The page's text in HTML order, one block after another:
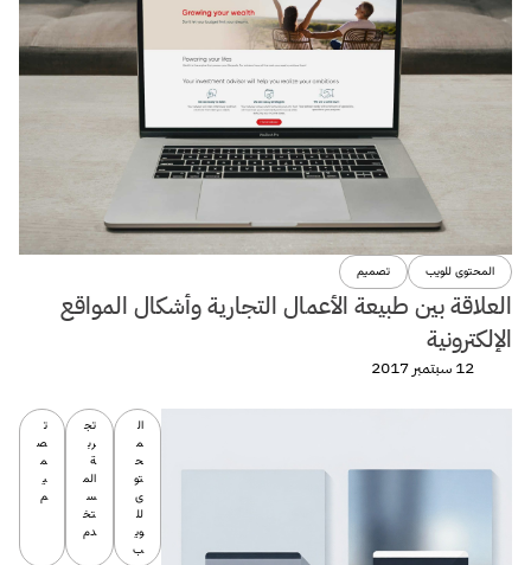
المحتوى للويب تصميم
العلاقة بين طبيعة الأعمال التجارية وأشكال المواقع
الإلكترونية
12 سبتمبر 2017
ال
م
ح
تو
ى
لل
وي
ب
تج
رب
ة
الم
س
تخ
دم
ت
ص
م
ي
م